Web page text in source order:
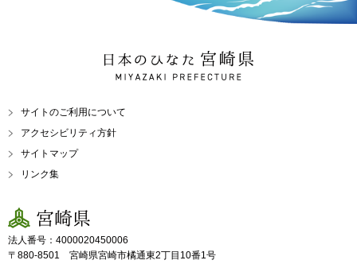
日本のひなた 宮崎県
MIYAZAKI PREFECTURE
サイトのご利用について
アクセシビリティ方針
サイトマップ
リンク集
宮崎県
法人番号：4000020450006
〒880-8501 宮崎県宮崎市橘通東2丁目10番1号